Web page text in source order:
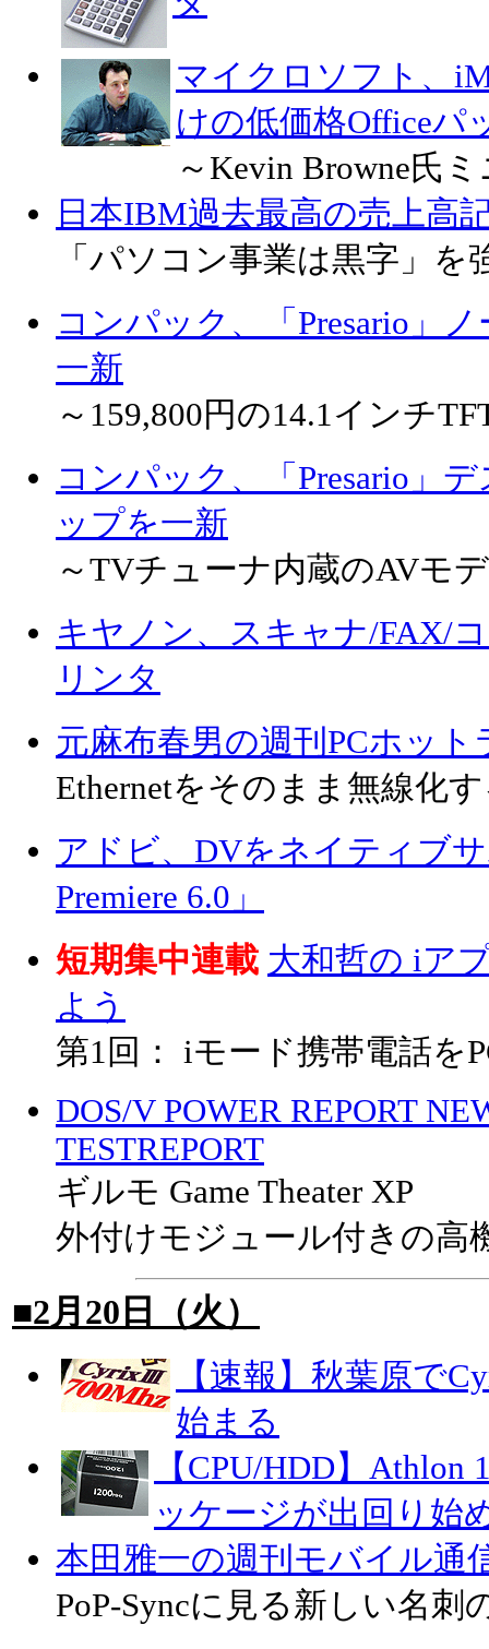
マイクロソフト、
けの低価格Officeパ
～Kevin Browne氏
日本IBM過去最高の売上高
「パソコン事業は黒字」を
コンパック、「Presario」
一新
～159,800円の14.1インチ
コンパック、「Presario」
ップを一新
～TVチューナ内蔵のAVモ
キヤノン、スキャナ/FAX/
リンタ
元麻布春男の週刊PCホット
Ethernetをそのまま無線化
アドビ、DVをネイティブ
Premiere 6.0」
短期集中連載 大和哲の iア
よう
第1回： iモード携帯電話を
DOS/V POWER REPORT
TESTREPORT
ギルモ Game Theater XP
外付けモジュール付きの高
■2月20日（火）
【速報】秋葉原で
始まる
【CPU/HDD】
ッケージが出回り始
本田雅一の週刊モバイル通
PoP-Syncに見る新しい名刺